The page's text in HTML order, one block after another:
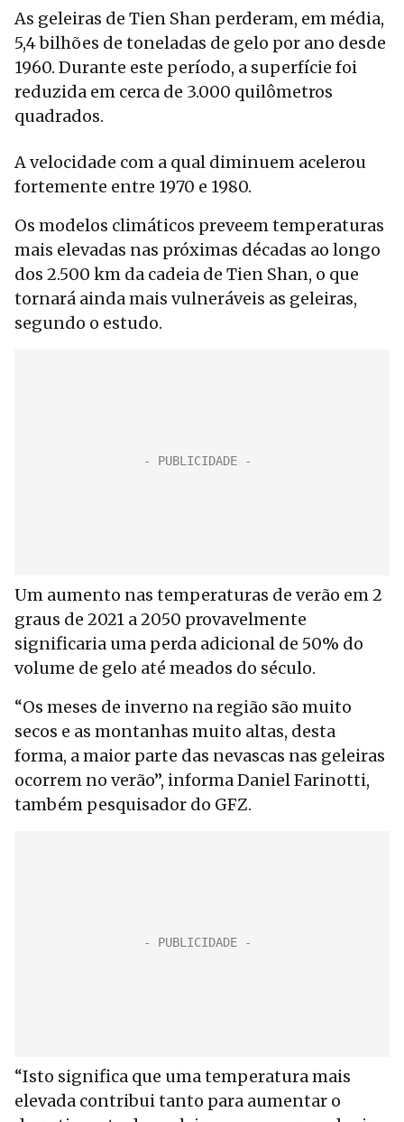
As geleiras de Tien Shan perderam, em média,
5,4 bilhões de toneladas de gelo por ano desde
1960. Durante este período, a superfície foi
reduzida em cerca de 3.000 quilômetros
quadrados.
A velocidade com a qual diminuem acelerou
fortemente entre 1970 e 1980.
Os modelos climáticos preveem temperaturas
mais elevadas nas próximas décadas ao longo
dos 2.500 km da cadeia de Tien Shan, o que
tornará ainda mais vulneráveis as geleiras,
segundo o estudo.
Um aumento nas temperaturas de verão em 2
graus de 2021 a 2050 provavelmente
significaria uma perda adicional de 50% do
volume de gelo até meados do século.
“Os meses de inverno na região são muito
secos e as montanhas muito altas, desta
forma, a maior parte das nevascas nas geleiras
ocorrem no verão”, informa Daniel Farinotti,
também pesquisador do GFZ.
“Isto significa que uma temperatura mais
elevada contribui tanto para aumentar o